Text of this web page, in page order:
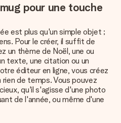
pour une touche
est plus qu'un simple objet ;
Pour le créer, il suffit de
un thème de Noël, une ou
texte, une citation ou un
éditeur en ligne, vous créez
de temps. Vous pouvez
qu'il s'agisse d'une photo
de l'année, ou même d'une